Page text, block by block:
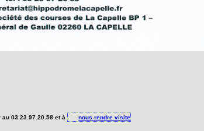
au 03.23.97.20.58 et à nous rendre visite